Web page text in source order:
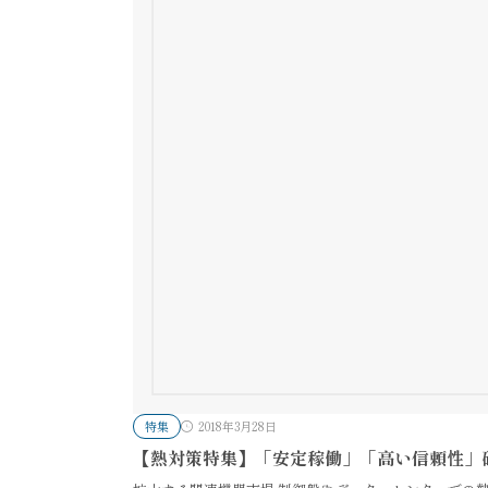
特集 2018年3月28日
【熱対策特集】「安定稼働」「高い信頼性」